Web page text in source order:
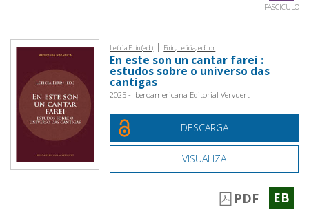
FASCÍCULO
Leticia Eirín (ed.) | Eirín, Leticia, editor
En este son un cantar farei :
estudos sobre o universo das
cantigas
2025 - Iberoamericana Editorial Vervuert
DESCARGA
VISUALIZA
PDF EB